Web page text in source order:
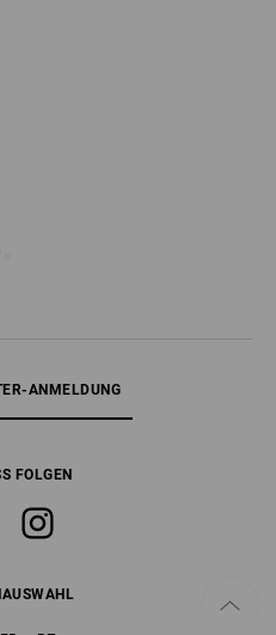
ANMELDUNG
FOLGEN